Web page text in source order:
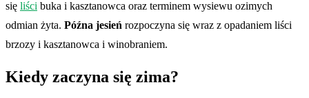
się liści buka i kasztanowca oraz terminem wysiewu ozimych
odmian żyta. Późna jesień rozpoczyna się wraz z opadaniem liści
brzozy i kasztanowca i winobraniem.
Kiedy zaczyna się zima?